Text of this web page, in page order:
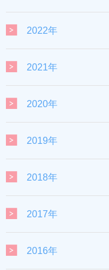
2022年
2021年
2020年
2019年
2018年
2017年
2016年